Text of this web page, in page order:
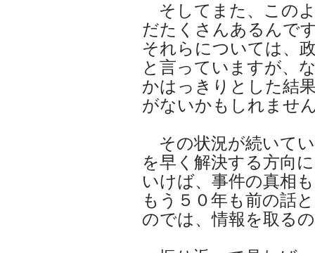
そしてまた、この
だたくさんあるんで
それらについては、
と言っていますが、
かはっきりとした結
がないかもしれませ
その状況が続いて
を早く解決する方向
いけば、事件の真相
もう５０年も前の話
のでは、情報を取る